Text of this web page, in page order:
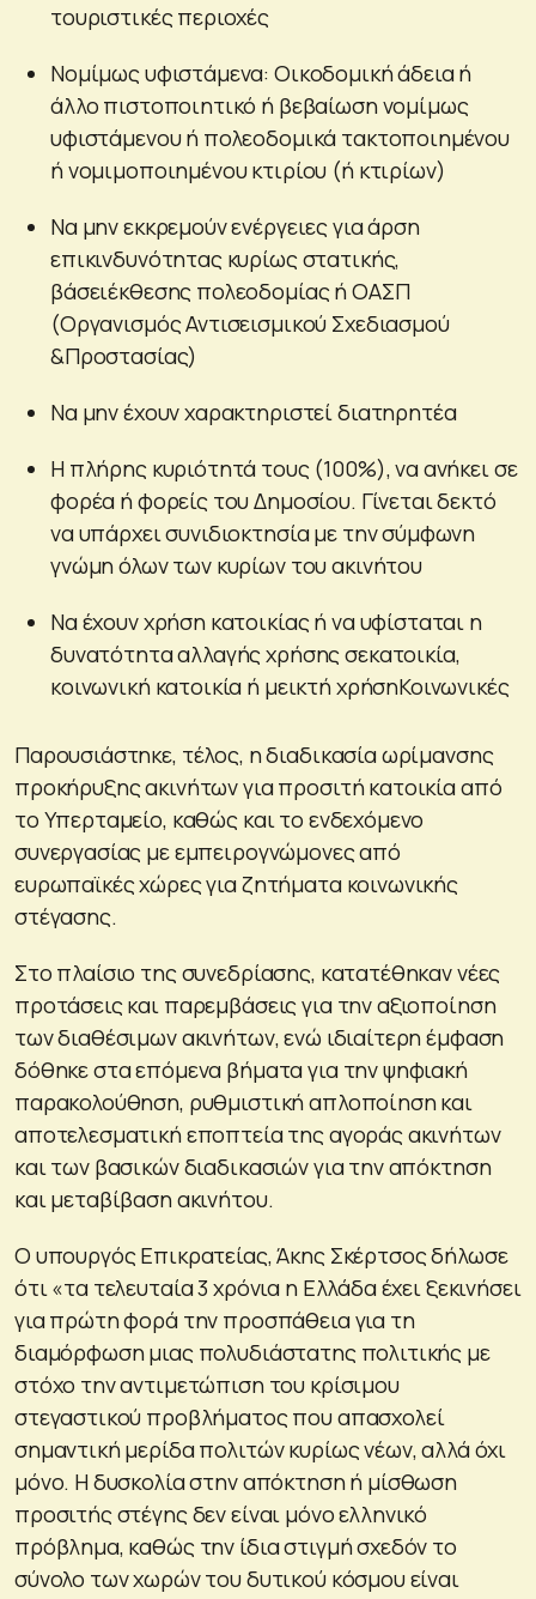
τουριστικές περιοχές
Νομίμως υφιστάμενα: Οικοδομική άδεια ή
άλλο πιστοποιητικό ή βεβαίωση νομίμως
υφιστάμενου ή πολεοδομικά τακτοποιημένου
ή νομιμοποιημένου κτιρίου (ή κτιρίων)
Να μην εκκρεμούν ενέργειες για άρση
επικινδυνότητας κυρίως στατικής,
βάσειέκθεσης πολεοδομίας ή ΟΑΣΠ
(Οργανισμός Αντισεισμικού Σχεδιασμού
&Προστασίας)
Να μην έχουν χαρακτηριστεί διατηρητέα
Η πλήρης κυριότητά τους (100%), να ανήκει σε
φορέα ή φορείς του Δημοσίου. Γίνεται δεκτό
να υπάρχει συνιδιοκτησία με την σύμφωνη
γνώμη όλων των κυρίων του ακινήτου
Να έχουν χρήση κατοικίας ή να υφίσταται η
δυνατότητα αλλαγής χρήσης σεκατοικία,
κοινωνική κατοικία ή μεικτή χρήσηΚοινωνικές
Παρουσιάστηκε, τέλος, η διαδικασία ωρίμανσης
προκήρυξης ακινήτων για προσιτή κατοικία από
το Υπερταμείο, καθώς και το ενδεχόμενο
συνεργασίας με εμπειρογνώμονες από
ευρωπαϊκές χώρες για ζητήματα κοινωνικής
στέγασης.
Στο πλαίσιο της συνεδρίασης, κατατέθηκαν νέες
προτάσεις και παρεμβάσεις για την αξιοποίηση
των διαθέσιμων ακινήτων, ενώ ιδιαίτερη έμφαση
δόθηκε στα επόμενα βήματα για την ψηφιακή
παρακολούθηση, ρυθμιστική απλοποίηση και
αποτελεσματική εποπτεία της αγοράς ακινήτων
και των βασικών διαδικασιών για την απόκτηση
και μεταβίβαση ακινήτου.
Ο υπουργός Επικρατείας, Άκης Σκέρτσος δήλωσε
ότι «τα τελευταία 3 χρόνια η Ελλάδα έχει ξεκινήσει
για πρώτη φορά την προσπάθεια για τη
διαμόρφωση μιας πολυδιάστατης πολιτικής με
στόχο την αντιμετώπιση του κρίσιμου
στεγαστικού προβλήματος που απασχολεί
σημαντική μερίδα πολιτών κυρίως νέων, αλλά όχι
μόνο. Η δυσκολία στην απόκτηση ή μίσθωση
προσιτής στέγης δεν είναι μόνο ελληνικό
πρόβλημα, καθώς την ίδια στιγμή σχεδόν το
σύνολο των χωρών του δυτικού κόσμου είναι